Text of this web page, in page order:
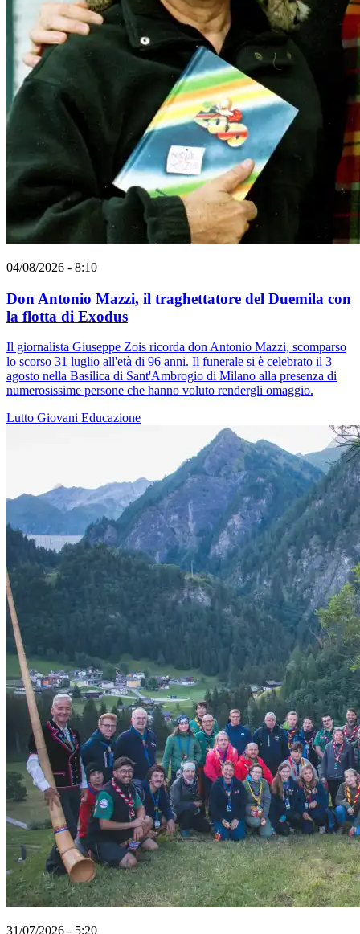
04/08/2026 - 8:10
Don Antonio Mazzi, il traghettatore del Duemila con
la flotta di Exodus
Il giornalista Giuseppe Zois ricorda don Antonio Mazzi, scomparso
lo scorso 31 luglio all'età di 96 anni. Il funerale si è celebrato il 3
agosto nella Basilica di Sant'Ambrogio di Milano alla presenza di
numerosissime persone che hanno voluto rendergli omaggio.
Lutto Giovani Educazione
31/07/2026 - 5:20